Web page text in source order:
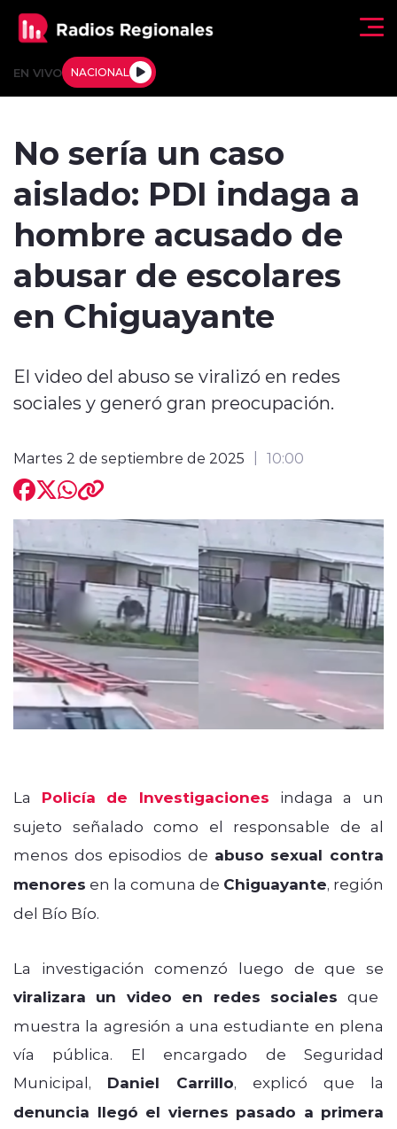
EN VIVO NACIONAL
Internacional
Entrevistas
modo claro
No sería un caso
aislado: PDI indaga a
hombre acusado de
abusar de escolares
en Chiguayante
El video del abuso se viralizó en redes
sociales y generó gran preocupación.
Martes 2 de septiembre de 2025 10:00
La Policía de Investigaciones indaga a un
sujeto señalado como el responsable de al
menos dos episodios de abuso sexual contra
menores en la comuna de Chiguayante, región
del Bío Bío.
La investigación comenzó luego de que se
viralizara un video en redes sociales que
muestra la agresión a una estudiante en plena
vía pública. El encargado de Seguridad
Municipal, Daniel Carrillo, explicó que la
denuncia llegó el viernes pasado a primera